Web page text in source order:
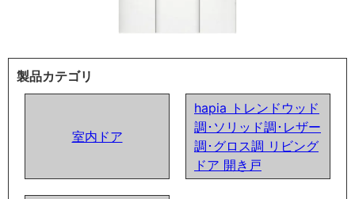
製品カテゴリ
室内ドア
hapia トレンドウッド
調･ソリッド調･レザー
調･グロス調 リビング
ドア 開き戸